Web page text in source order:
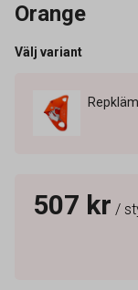
Orange
Välj variant
507 kr /